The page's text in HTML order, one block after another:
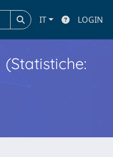
IT LOGIN
(Statistiche: